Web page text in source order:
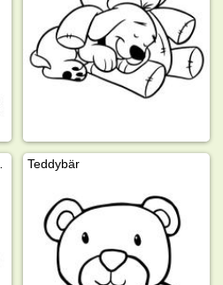
Teddybär